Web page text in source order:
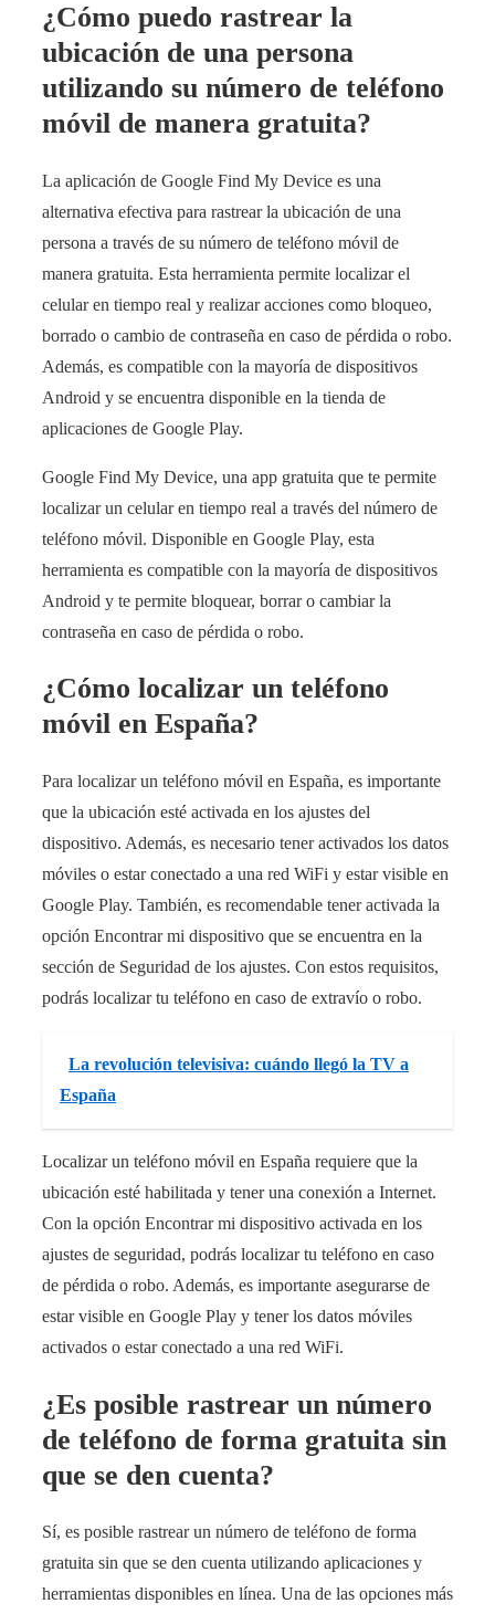
¿Cómo puedo rastrear la
ubicación de una persona
utilizando su número de teléfono
móvil de manera gratuita?
La aplicación de Google Find My Device es una
alternativa efectiva para rastrear la ubicación de una
persona a través de su número de teléfono móvil de
manera gratuita. Esta herramienta permite localizar el
celular en tiempo real y realizar acciones como bloqueo,
borrado o cambio de contraseña en caso de pérdida o robo.
Además, es compatible con la mayoría de dispositivos
Android y se encuentra disponible en la tienda de
aplicaciones de Google Play.
Google Find My Device, una app gratuita que te permite
localizar un celular en tiempo real a través del número de
teléfono móvil. Disponible en Google Play, esta
herramienta es compatible con la mayoría de dispositivos
Android y te permite bloquear, borrar o cambiar la
contraseña en caso de pérdida o robo.
¿Cómo localizar un teléfono
móvil en España?
Para localizar un teléfono móvil en España, es importante
que la ubicación esté activada en los ajustes del
dispositivo. Además, es necesario tener activados los datos
móviles o estar conectado a una red WiFi y estar visible en
Google Play. También, es recomendable tener activada la
opción Encontrar mi dispositivo que se encuentra en la
sección de Seguridad de los ajustes. Con estos requisitos,
podrás localizar tu teléfono en caso de extravío o robo.
La revolución televisiva: cuándo llegó la TV a
España
Localizar un teléfono móvil en España requiere que la
ubicación esté habilitada y tener una conexión a Internet.
Con la opción Encontrar mi dispositivo activada en los
ajustes de seguridad, podrás localizar tu teléfono en caso
de pérdida o robo. Además, es importante asegurarse de
estar visible en Google Play y tener los datos móviles
activados o estar conectado a una red WiFi.
¿Es posible rastrear un número
de teléfono de forma gratuita sin
que se den cuenta?
Sí, es posible rastrear un número de teléfono de forma
gratuita sin que se den cuenta utilizando aplicaciones y
herramientas disponibles en línea. Una de las opciones más